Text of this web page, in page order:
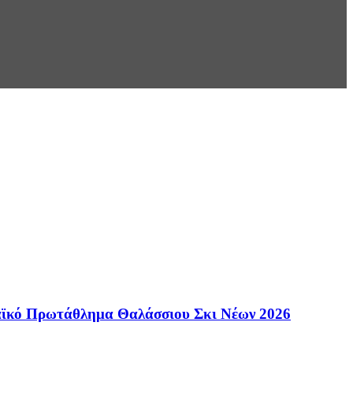
Πρωτάθλημα Θαλάσσιου Σκι Νέων 2026